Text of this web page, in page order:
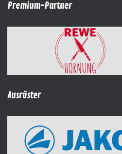
Premium-Partner
Ausrüster